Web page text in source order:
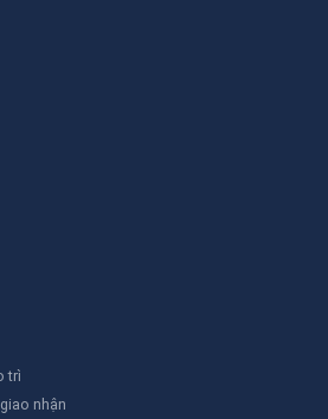
trì
nhận